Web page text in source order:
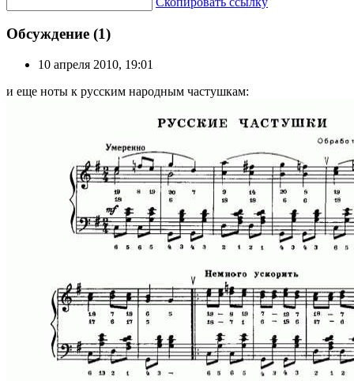
Обсуждение (1)
10 апреля 2010, 19:01
и еще ноты к русским народным частушкам: